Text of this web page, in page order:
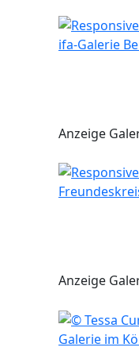
ifa-Galerie
Anzeige
Anzeige
Galerie im